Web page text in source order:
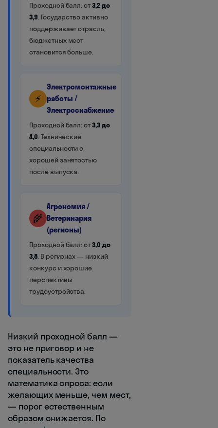
Проходной балл: от3,2 до
3,9. Государство активно
поддерживает отрасль,
бюджетных мест
становится больше.
⚡
Электромонтажные
работы /
Электроснабжение
Проходной балл: от3,3 до
4,0. Технические
специальности с
хорошей занятостью
после выпуска.
🌾
Агрономия /
Ветеринария
(регионы)
Проходной балл: от3,0 до
3,8. В регионах — низкий
конкурс и хорошие
перспективы
трудоустройства.
Низкий проходной балл —
это не приговор и не
показатель качества
специальности. Это
математика спроса: если
желающих меньше, чем мест,
— порог естественным
образом снижается. По